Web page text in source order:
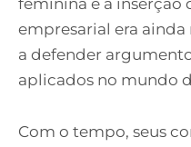
empresarial era
a defender
aplicados no mundo
Com o tempo, seus